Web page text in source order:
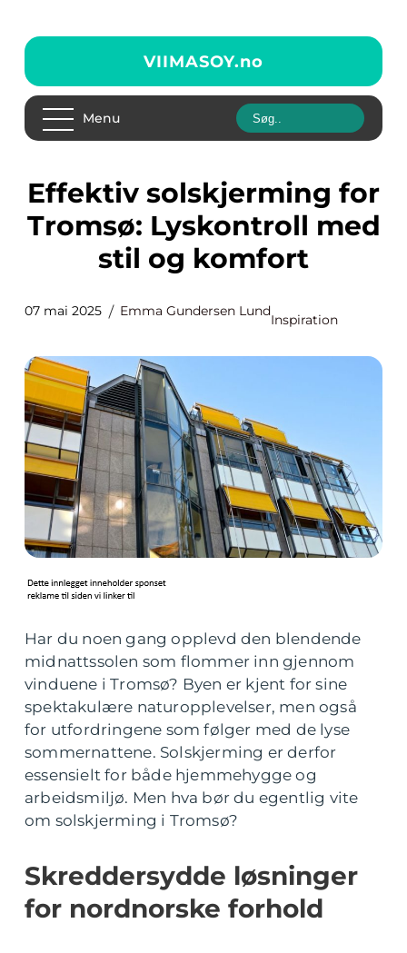
VIIMASOY.no
Menu
Effektiv solskjerming for
Tromsø: Lyskontroll med
stil og komfort
07 mai 2025 Emma Gundersen Lund
Inspiration
Har du noen gang opplevd den blendende
midnattssolen som flommer inn gjennom
vinduene i Tromsø? Byen er kjent for sine
spektakulære naturopplevelser, men også
for utfordringene som følger med de lyse
sommernattene. Solskjerming er derfor
essensielt for både hjemmehygge og
arbeidsmiljø. Men hva bør du egentlig vite
om solskjerming i Tromsø?
Skreddersydde løsninger
for nordnorske forhold